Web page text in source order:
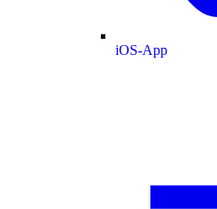
iOS-App